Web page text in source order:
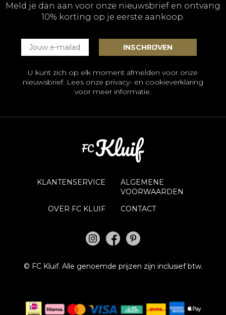
Meld je dan aan voor onze nieuwsbrief en ontvang
10% korting op je eerste aankoop.
U kunt zich op elk moment afmelden voor onze
nieuwsbrief. Lees onze privacy- en cookieverklaring
voor meer informatie.
KLANTENSERVICE
ALGEMENE
VOORWAARDEN
OVER FC KLUIF
CONTACT
© FC Kluif. Alle genoemde prijzen zijn inclusief btw.